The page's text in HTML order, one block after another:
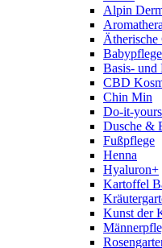
Alpin
Ätherische
Babypflege
Basis- und
CBD
Chin Min
Do-it-
Dusche &
Fußpflege
Henna
Hyaluron+
Kartoffel
Kunst der